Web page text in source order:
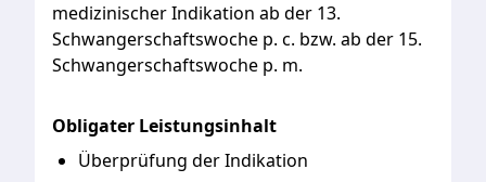
medizinischerIndikation ab der 13.
Schwangerschaftswoche p. c. bzw. ab der 15.
Schwangerschaftswoche p. m.
Obligater Leistungsinhalt
Überprüfung der Indikation